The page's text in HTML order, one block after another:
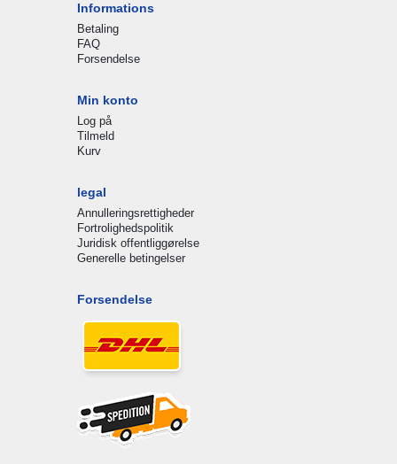
Informations
Betaling
FAQ
Forsendelse
Min konto
Log på
Tilmeld
Kurv
legal
Annulleringsrettigheder
Fortrolighedspolitik
Juridisk offentliggørelse
Generelle betingelser
Forsendelse